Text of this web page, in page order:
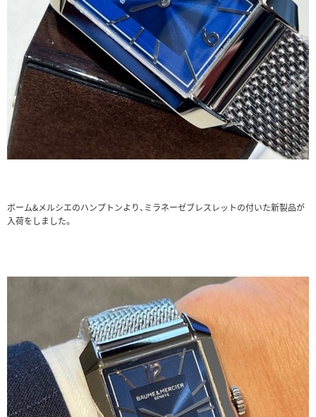
ボーム&メルシエのハンプトンより、ミラネーゼブレスレットの付いた新製品が
入荷をしました。